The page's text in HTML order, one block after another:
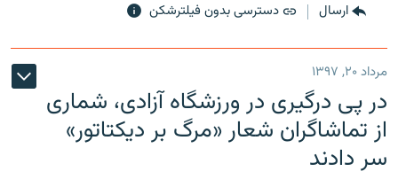
ارسال دسترسی بدون فیلترشکن
مرداد ۲۰, ۱۳۹۷
در پی درگیری در ورزشگاه آزادی، شماری
از تماشاگران شعار «مرگ بر دیکتاتور»
سر دادند